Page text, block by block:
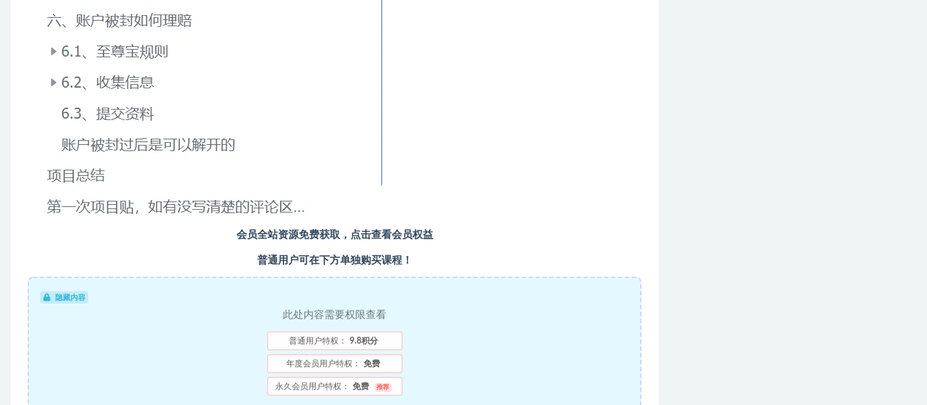
会员全站资源免费获取，点击查看会员权益
普通用户可在下方单独购买课程！
隐藏内容
此处内容需要权限查看
普通用户特权： 9.8积分
年度会员用户特权： 免费
永久会员用户特权： 免费 推荐